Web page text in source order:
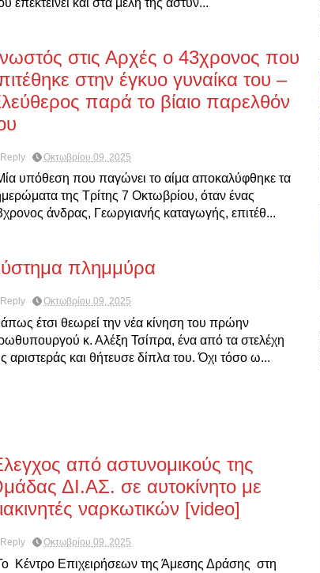
επεκτείνει και στα μέλη της αστυν...
στις Αρχές ο 43χρονος που
στην έγκυο γυναίκα του –
παρά το βίαιο παρελθόν
Reply Οκτωβρίου 09, 2025
υπόθεση που παγώνει το αίμα αποκαλύφθηκε τα
της Τρίτης 7 Οκτωβρίου, όταν ένας
άνδρας, Γεωργιανής καταγωγής, επιτέθ...
πλημμύρα
Reply Οκτωβρίου 09, 2025
έτσι θεωρεί την νέα κίνηση του πρώην
κ. Αλέξη Τσίπρα, ένα από τα στελέχη
αριστεράς και θήτευσε δίπλα του. Όχι τόσο ω...
από αστυνομικούς της
ΔΙ.ΑΣ. σε αυτοκίνητο με
ναρκωτικών [video]
Reply Οκτωβρίου 09, 2025
Κέντρο Επιχειρήσεων της Άμεσης Δράσης στη